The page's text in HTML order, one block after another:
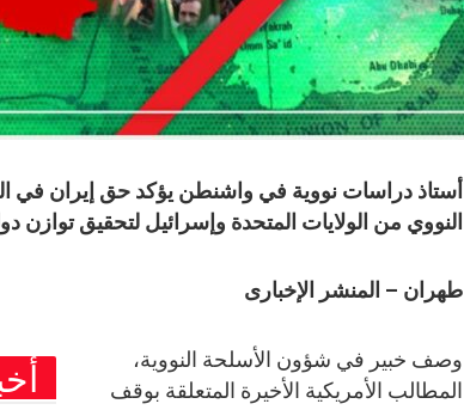
أستاذ دراسات نووية في واشنطن يؤكد حق إيران في
النووي من الولايات المتحدة وإسرائيل لتحقيق توازن
طهران – المنشر الإخبارى
وصف خبير في شؤون الأسلحة النووية،
المطالب الأمريكية الأخيرة المتعلقة بوقف